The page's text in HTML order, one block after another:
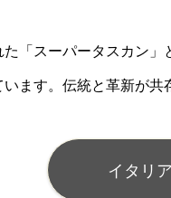
「スーパータスカン
ます。伝統と革新が共
イタリ